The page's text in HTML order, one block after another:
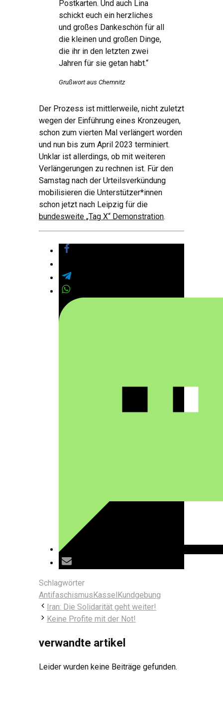
Postkarten. Und auch Lina
schickt euch ein herzliches
und großes Dankeschön für all
die kleinen und großen Dinge,
die ihr in den letzten zwei
Jahren für sie getan habt.“
Grußwort aus Chemnitz
Der Prozess ist mittlerweile, nicht zuletzt
wegen der Einführung eines Kronzeugen,
schon zum vierten Mal verlängert worden
und nun bis zum April 2023 terminiert.
Unklar ist allerdings, ob mit weiteren
Verlängerungen zu rechnen ist. Für den
Samstag nach der Urteilsverkündung
mobilisieren die Unterstützer*innen
schon jetzt nach Leipzig für die
bundesweite „Tag X“ Demonstration.
Schlagwörter
Antifaschismus Kassel Kundgebung
Iran: Die Solidarität geht weiter!
Keine Profite mit der Not!
verwandte artikel
Leider wurden keine Beiträge gefunden.